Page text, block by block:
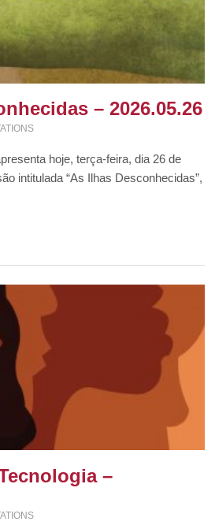
– 2026.05.26
hoje, terça-feira, dia 26 de
intitulada “As Ilhas Desconhecidas”,
–